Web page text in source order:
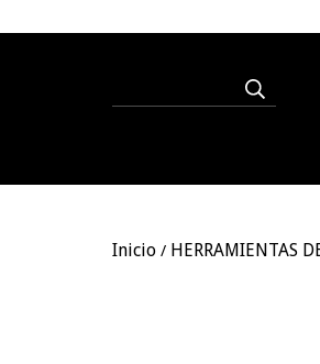
Inicio / HERRAMIENTAS